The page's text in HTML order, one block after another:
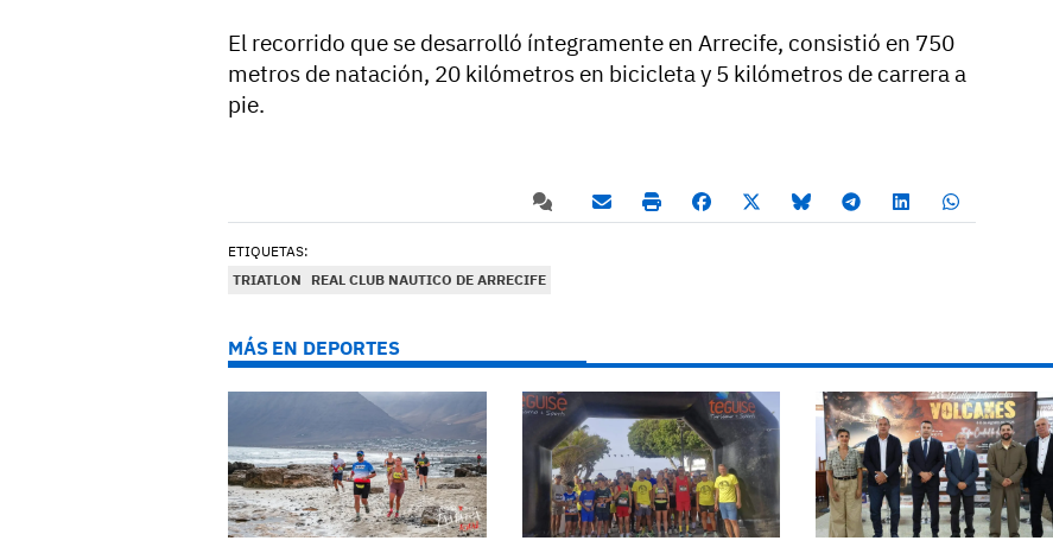
El recorrido que se desarrolló íntegramente en Arrecife, consistió en 750
metros de natación, 20 kilómetros en bicicleta y 5 kilómetros de carrera a
pie.
ETIQUETAS:
TRIATLON
REAL CLUB NAUTICO DE ARRECIFE
MÁS EN DEPORTES